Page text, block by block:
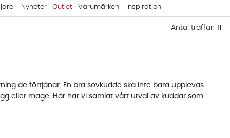
Nyheter Outlet Varumärken Inspiration
Antal träffar:
de förtjänar. En bra sovkudde ska inte bara upplevas
eller mage. Här har vi samlat vårt urval av kuddar som